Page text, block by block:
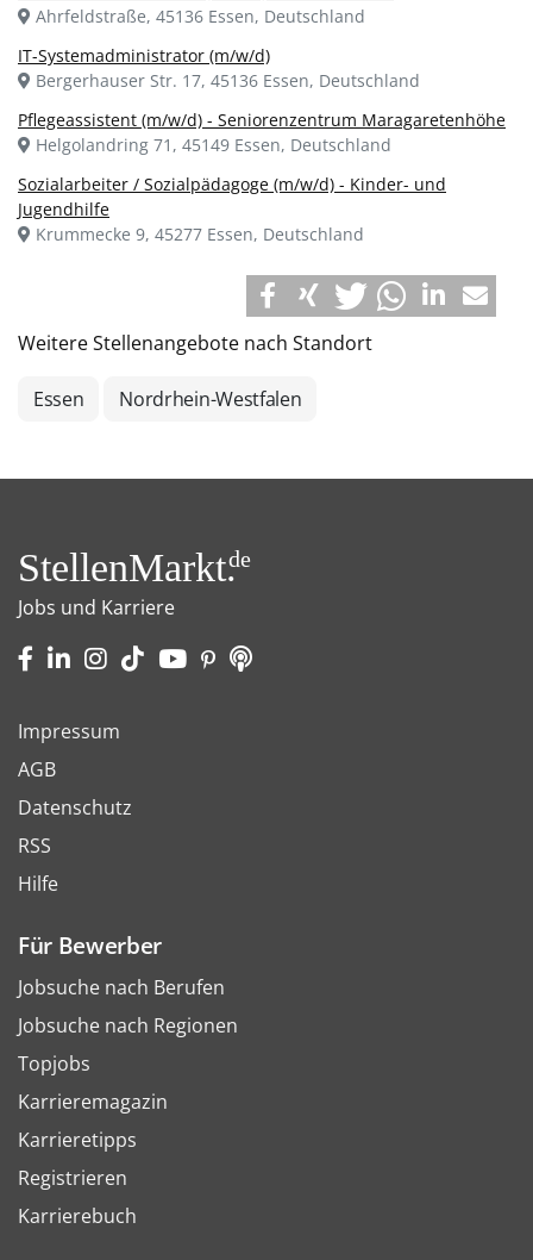
Ahrfeldstraße, 45136 Essen, Deutschland
IT-Systemadministrator (m/w/d)
Bergerhauser Str. 17, 45136 Essen, Deutschland
Pflegeassistent (m/w/d) - Seniorenzentrum Maragaretenhöhe
Helgolandring 71, 45149 Essen, Deutschland
Sozialarbeiter / Sozialpädagoge (m/w/d) - Kinder- und
Jugendhilfe
Krummecke 9, 45277 Essen, Deutschland
Weitere Stellenangebote nach Standort
Essen Nordrhein-Westfalen
StellenMarkt.de
Jobs und Karriere
Impressum
AGB
Datenschutz
RSS
Hilfe
Für Bewerber
Jobsuche nach Berufen
Jobsuche nach Regionen
Topjobs
Karrieremagazin
Karrieretipps
Registrieren
Karrierebuch